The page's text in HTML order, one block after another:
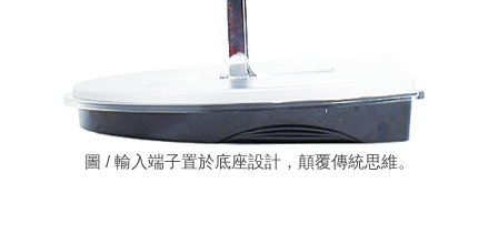
圖 / 輸入端子置於底座設計，顛覆傳統思維。